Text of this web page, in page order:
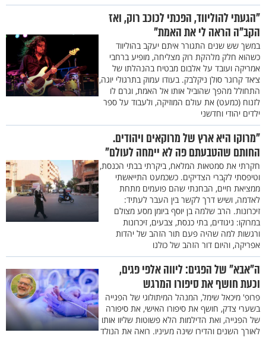
"הגעתי להוליווד, הפכתי לכוכב רוק, ואז
הקב"ה הראה לי את האמת"
במשך שש שנים התגורר איתם יעקב בהוליווד
כשהוא חלק מלהקת רוק מצליחה, מופיע ברחבי
אמריקה ועובד על אלבום מבטיח בהנהלתו של
צ׳אד קרוגר סולן ניקלבק. בעודו עמוק בתרגולי יוגה,
התחולל מהפך שהוביל אותו אל האמת, וגרם לו
לזנוח (כמעט) את עולם המוזיקה, ולעבוד על ספר
ילדים יהודי וחדשני
"מרוקו היא ארץ של מרוקאים ויהודים.
החותם שהטבעתם פה לא יימחה לעולם"
חקרתי את סמטאות המלאח, ביקרתי בבתי הכנסת,
וטיפסתי לקברי הצדיקים. כשכמעט התייאשתי
ממציאת חיים, הבחנתי שהם פועמים מתחת
לאדמה, ושיש דרך לקשר בין העבר לעתיד:
זיכרונות. הרב שלמה בן יוסף ביומן מסע מצולם
במרוקו: ניגודים, בתי כנסת, צבעים, זיכרונות
ורגשות למה שהיה פעם תור הזהב של יהדות
אפריקה, והיום דור הזהב של כולנו
ה"אבא" של הפגים: ליווה אלפי פגים,
וכעת חושף את סיפורו המרגש
פרופ' מיכאל שימל, המנהל המיתולוגי של הפגייה
בשערי צדק, חושף את סיפורו האישי, את סיפורה
של הפגייה, ואת הדילמות הלא פשוטות שליוו אותו
לאורך השנים והדירו שינה מעיניו. רואה את הנולד